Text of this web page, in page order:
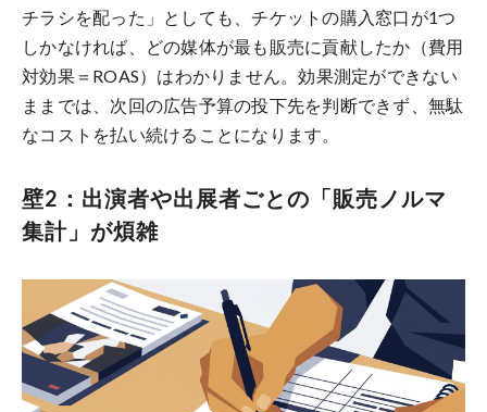
チラシを配った」としても、チケットの購入窓口が1つ
しかなければ、どの媒体が最も販売に貢献したか（費用
対効果＝ROAS）はわかりません。効果測定ができない
ままでは、次回の広告予算の投下先を判断できず、無駄
なコストを払い続けることになります。
壁2：出演者や出展者ごとの「販売ノルマ
集計」が煩雑